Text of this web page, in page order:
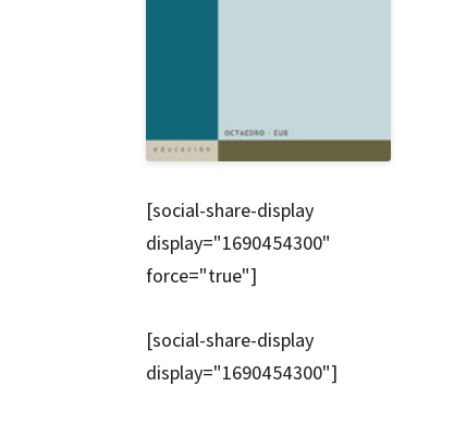
[social-share-display
display="1690454300"
force="true"]
[social-share-display
display="1690454300"]